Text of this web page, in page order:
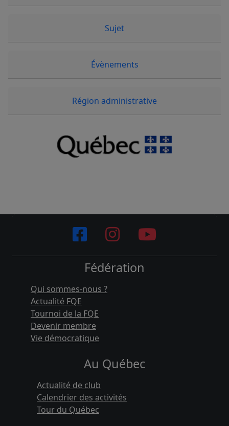
Sujet
Évènements
Région administrative
Fédération
Qui sommes-nous ?
Actualité FQE
Tournoi de la FQE
Devenir membre
Vie démocratique
Au Québec
Actualité de club
Calendrier des activités
Tour du Québec